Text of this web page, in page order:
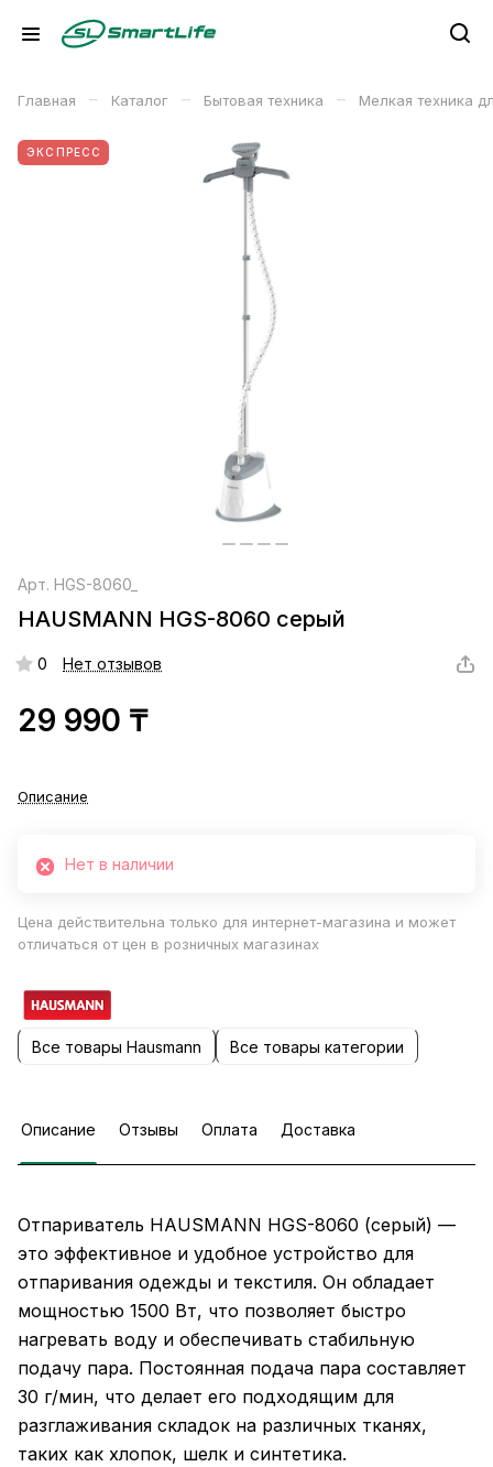
Главная – Каталог – Бытовая техника – Мелкая техника
ЭКСПРЕСС
Арт. HGS-8060_
HAUSMANN HGS-8060 серый
0 Нет отзывов
29 990 ₸
Описание
Нет в наличии
Цена действительна только для интернет-магазина и может
отличаться от цен в розничных магазинах
Все товары Hausmann Все товары категории
Описание Отзывы Оплата Доставка
Отпариватель HAUSMANN HGS-8060 (серый) —
это эффективное и удобное устройство для
отпаривания одежды и текстиля. Он обладает
мощностью 1500 Вт, что позволяет быстро
нагревать воду и обеспечивать стабильную
подачу пара. Постоянная подача пара составляет
30 г/мин, что делает его подходящим для
разглаживания складок на различных тканях,
таких как хлопок, шелк и синтетика.